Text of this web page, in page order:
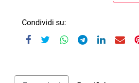
Condividi su: